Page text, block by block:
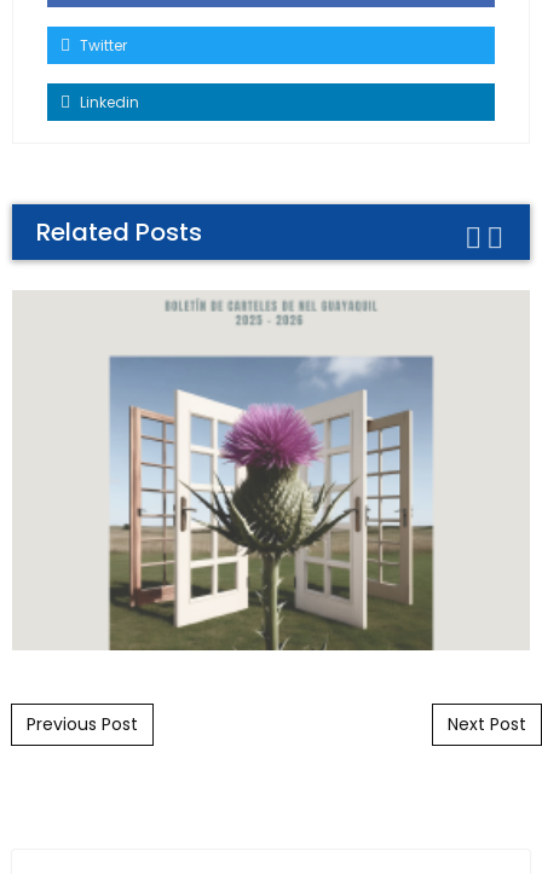
Twitter
Linkedin
Related Posts
Post navigation
Previous Post Next Post